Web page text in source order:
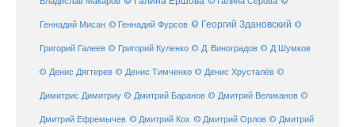
Геннадий Мисан © Геннадий Фурсов © Георгий Здановский ©
Григорий Галеев © Григорий Куленко © Д. Виноградов © Д Шумков
© Денис Дягтерев © Денис Тимченко © Денис Хрусталёв ©
Димитрис Димитриу © Дмитрий Баранов © Дмитрий Великанов ©
Дмитрий Ефремычев © Дмитрий Кох © Дмитрий Орлов © Дмитрий